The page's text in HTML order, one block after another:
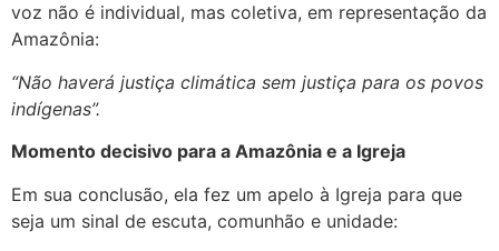
voz não é individual, mas coletiva, em representação da
Amazônia:
“Não haverá justiça climática sem justiça para os povos
indígenas”.
Momento decisivo para a Amazônia e a Igreja
Em sua conclusão, ela fez um apelo à Igreja para que
seja um sinal de escuta, comunhão e unidade: